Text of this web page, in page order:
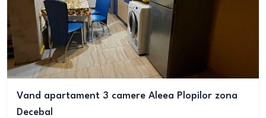
Vand apartament 3 camere Aleea Plopilor zona
Decebal